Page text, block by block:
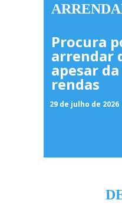
Procura
arrendar
apesar
rendas
29 de julho de 2026